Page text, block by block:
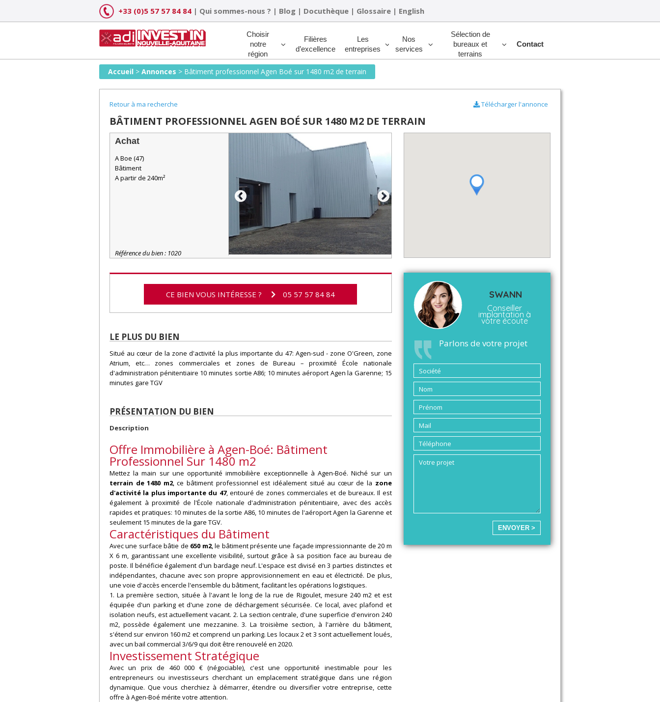
content
+33 (0)5 57 57 84 84 | Qui sommes-nous ? | Blog | Docuthèque | Glossaire | English
Rechercher
Choisir
notre
région
Filières
d’excellence
Les
entreprises
Nos
services
Sélection de
bureaux et
terrains
Contact
Accueil > Annonces > Bâtiment professionnel Agen Boé sur 1480 m2 de terrain
Retour à ma recherche
BÂTIMENT PROFESSIONNEL AGEN BOÉ SUR 1480 M2 DE TERRAIN
Télécharger l'annonce
Achat
A Boe (47)
Bâtiment
A partir de 240m²
Référence du bien : 1020
CE BIEN VOUS INTÉRESSE ? 05 57 57 84 84
LE PLUS DU BIEN
Situé au cœur de la zone d'activité la plus importante du 47: Agen-sud - zone O'Green, zone
Atrium, etc… zones commerciales et zones de Bureau – proximité École nationale
d'administration pénitentiaire 10 minutes sortie A86; 10 minutes aéroport Agen la Garenne; 15
minutes gare TGV
PRÉSENTATION DU BIEN
Description
Offre Immobilière à Agen-Boé: Bâtiment
Professionnel Sur 1480 m2
Mettez la main sur une opportunité immobilière exceptionnelle à Agen-Boé. Niché sur un
terrain de 1480 m2, ce bâtiment professionnel est idéalement situé au cœur de la zone
d'activité la plus importante du 47, entouré de zones commerciales et de bureaux. Il est
également à proximité de l'École nationale d'administration pénitentiaire, avec des accès
rapides et pratiques: 10 minutes de la sortie A86, 10 minutes de l'aéroport Agen la Garenne et
seulement 15 minutes de la gare TGV.
Caractéristiques du Bâtiment
Avec une surface bâtie de 650 m2, le bâtiment présente une façade impressionnante de 20 m
X 6 m, garantissant une excellente visibilité, surtout grâce à sa position face au bureau de
poste. Il bénéficie également d'un bardage neuf. L'espace est divisé en 3 parties distinctes et
indépendantes, chacune avec son propre approvisionnement en eau et électricité. De plus,
une voie d'accès encercle l'ensemble du bâtiment, facilitant les opérations logistiques.
1. La première section, située à l'avant le long de la rue de Rigoulet, mesure 240 m2 et est
équipée d'un parking et d'une zone de déchargement sécurisée. Ce local, avec plafond et
isolation neufs, est actuellement vacant. 2. La section centrale, d'une superficie d'environ 240
m2, possède également une mezzanine. 3. La troisième section, à l'arrière du bâtiment,
s'étend sur environ 160 m2 et comprend un parking. Les locaux 2 et 3 sont actuellement loués,
avec un bail commercial 3/6/9 qui doit être renouvelé en 2020.
Investissement Stratégique
Avec un prix de 460 000 € (négociable), c'est une opportunité inestimable pour les
entrepreneurs ou investisseurs cherchant un emplacement stratégique dans une région
dynamique. Que vous cherchiez à démarrer, étendre ou diversifier votre entreprise, cette
offre à Agen-Boé mérite votre attention.
SWANN
Conseiller
implantation à
votre écoute
Parlons de votre projet
ENVOYER >